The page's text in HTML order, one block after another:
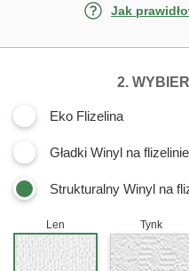
Jak
2.
Eko Flizelina
Gładki Winyl na flizelinie
Strukturalny Winyl na
Len Tynk